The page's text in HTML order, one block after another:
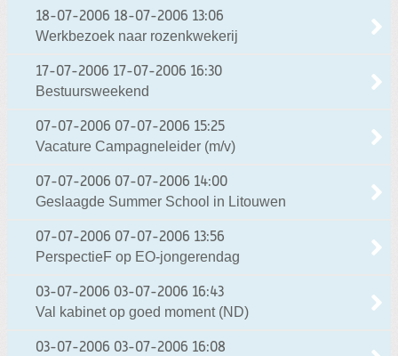
18-07-2006 18-07-2006 13:06
Werkbezoek naar rozenkwekerij
17-07-2006 17-07-2006 16:30
Bestuursweekend
07-07-2006 07-07-2006 15:25
Vacature Campagneleider (m/v)
07-07-2006 07-07-2006 14:00
Geslaagde Summer School in Litouwen
07-07-2006 07-07-2006 13:56
PerspectieF op EO-jongerendag
03-07-2006 03-07-2006 16:43
Val kabinet op goed moment (ND)
03-07-2006 03-07-2006 16:08